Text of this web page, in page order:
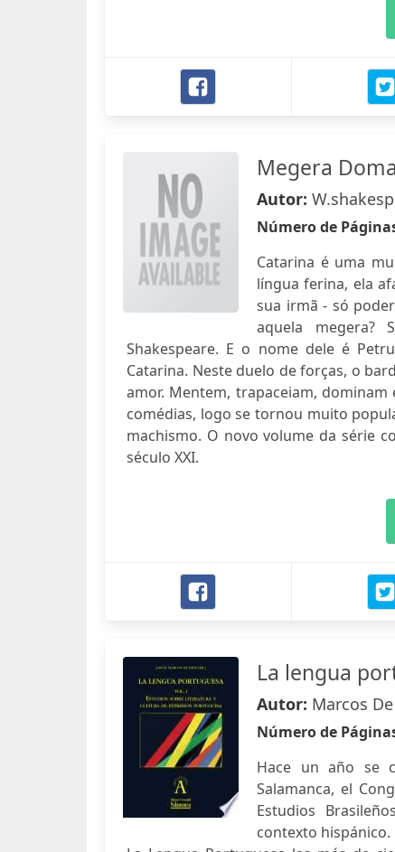
Megera
Autor:
Número de
Catarina é uma
língua ferina, ela
sua irmã - só
aquela megera?
Shakespeare. E o nome dele é
Catarina. Neste duelo de forças, o
amor. Mentem, trapaceiam,
comédias, logo se tornou muito
machismo. O novo volume da série
século XXI.
La lengua
Autor: Marcos
Número de
Hace un año se
Salamanca, el
Estudios
contexto